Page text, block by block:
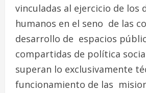
vinculadas al ejercicio de los
humanos en el seno de las
desarrollo de espacios
compartidas de política
superan lo exclusivamente
funcionamiento de las